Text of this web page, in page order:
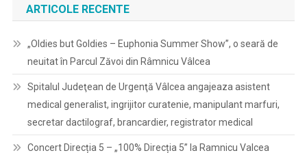
ARTICOLE RECENTE
„Oldies but Goldies – Euphonia Summer Show”, o seară de
neuitat în Parcul Zăvoi din Râmnicu Vâlcea
Spitalul Judeţean de Urgenţă Vâlcea angajeaza asistent
medical generalist, ingrijitor curatenie, manipulant marfuri,
secretar dactilograf, brancardier, registrator medical
Concert Direcția 5 – „100% Direcția 5” la Ramnicu Valcea